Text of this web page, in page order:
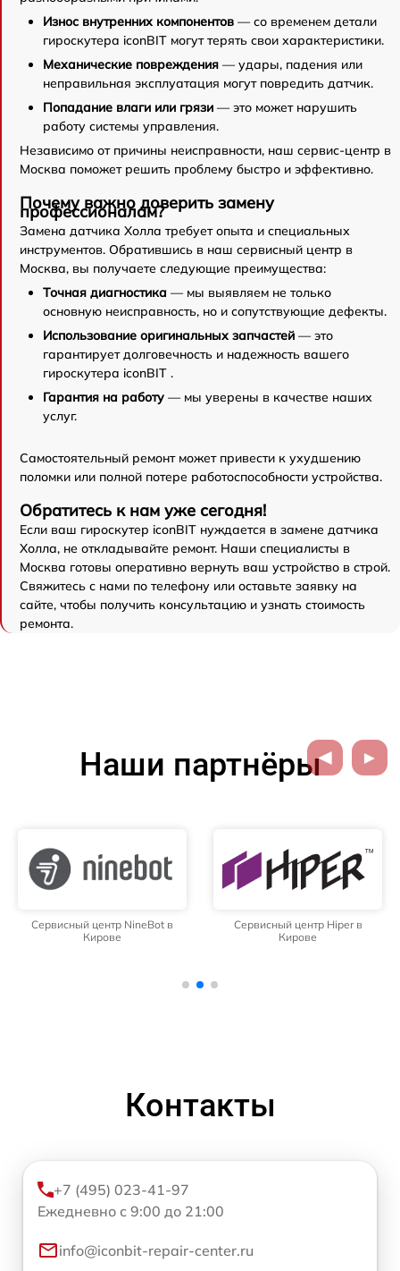
Износ внутренних компонентов — со временем детали
гироскутера iconBIT могут терять свои характеристики.
Механические повреждения — удары, падения или
неправильная эксплуатация могут повредить датчик.
Попадание влаги или грязи — это может нарушить
работу системы управления.
Независимо от причины неисправности, наш сервис-центр в
Москва поможет решить проблему быстро и эффективно.
Почему важно доверить замену
профессионалам?
Замена датчика Холла требует опыта и специальных
инструментов. Обратившись в наш сервисный центр в
Москва, вы получаете следующие преимущества:
Точная диагностика — мы выявляем не только
основную неисправность, но и сопутствующие дефекты.
Использование оригинальных запчастей — это
гарантирует долговечность и надежность вашего
гироскутера iconBIT .
Гарантия на работу — мы уверены в качестве наших
услуг.
Самостоятельный ремонт может привести к ухудшению
поломки или полной потере работоспособности устройства.
Обратитесь к нам уже сегодня!
Если ваш гироскутер iconBIT нуждается в замене датчика
Холла, не откладывайте ремонт. Наши специалисты в
Москва готовы оперативно вернуть ваш устройство в строй.
Свяжитесь с нами по телефону или оставьте заявку на
сайте, чтобы получить консультацию и узнать стоимость
ремонта.
Наши партнёры
Сервисный центр NineBot в
Кирове
Сервисный центр Hiper в
Кирове
Контакты
+7 (495) 023-41-97
Ежедневно с 9:00 до 21:00
info@iconbit-repair-center.ru